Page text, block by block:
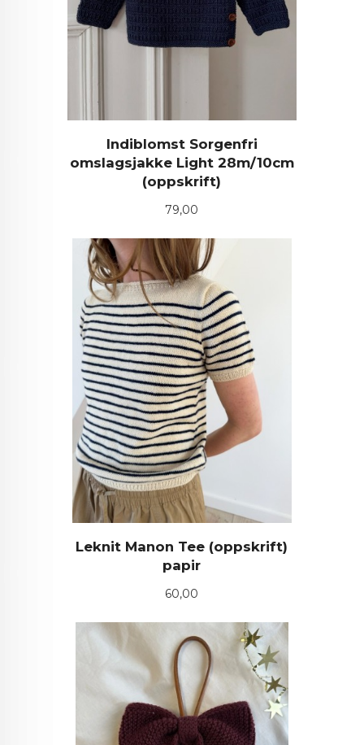
Indiblomst Sorgenfri
omslagsjakke Light 28m/10cm
(oppskrift)
Pris
79,00
Leknit Manon Tee (oppskrift)
papir
Pris
60,00